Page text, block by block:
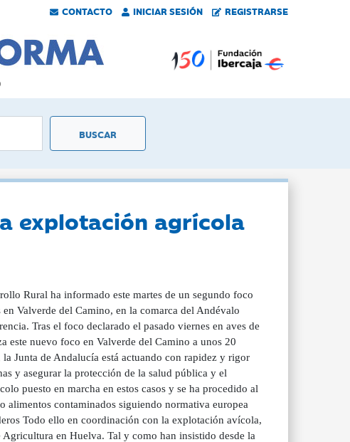
CONTACTO INICIAR SESIÓN REGISTRARSE
explotación agrícola
Rural ha informado este martes de un segundo foco
Valverde del Camino, en la comarca del Andévalo
Tras el foco declarado el pasado viernes en aves de
este nuevo foco en Valverde del Camino a unos 20
Junta de Andalucía está actuando con rapidez y rigor
y asegurar la protección de la salud pública y el
puesto en marcha en estos casos y se ha procedido al
alimentos contaminados siguiendo normativa europea
Todo ello en coordinación con la explotación avícola,
en Huelva. Tal y como han insistido desde la